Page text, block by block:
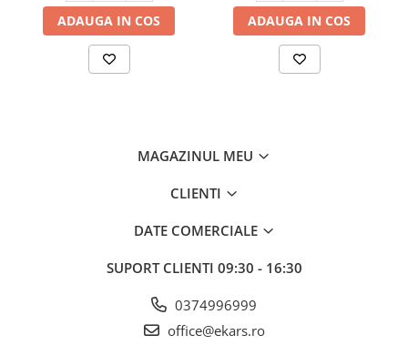
ADAUGA IN COS ADAUGA IN COS
MAGAZINUL MEU
CLIENTI
DATE COMERCIALE
SUPORT CLIENTI 09:30 - 16:30
0374996999
office@ekars.ro